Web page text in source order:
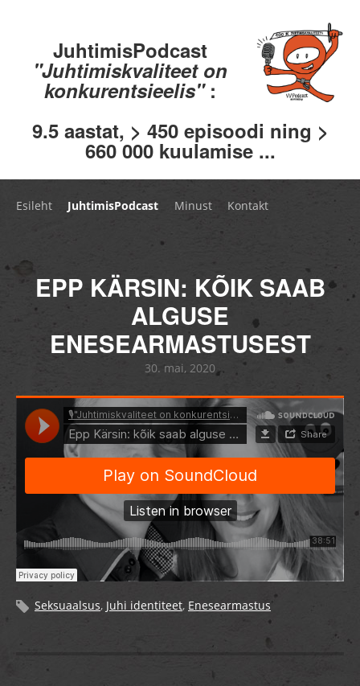
JuhtimisPodcast
"Juhtimiskvaliteet on
konkurentsieelis" :
9.5 aastat, > 450 episoodi ning >
660 000 kuulamise ...
Esileht JuhtimisPodcast Minust Kontakt
EPP KÄRSIN: KÕIK SAAB
ALGUSE
ENESEARMASTUSEST
30. mai, 2020
Seksuaalsus, Juhi identiteet, Enesearmastus